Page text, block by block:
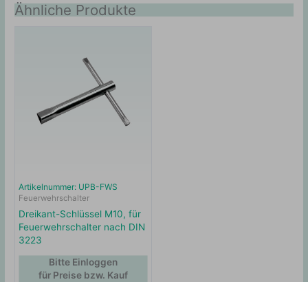
Ähnliche Produkte
Artikelnummer: UPB-FWS
Feuerwehrschalter
Dreikant-Schlüssel M10, für
Feuerwehrschalter nach DIN
3223
Bitte Einloggen
für Preise bzw. Kauf